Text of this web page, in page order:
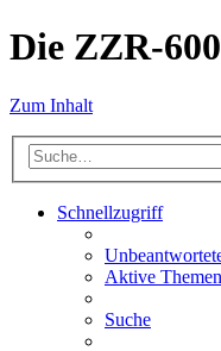
Die ZZR-
Zum Inhalt
Schnellzugriff
Aktive Themen
Suche